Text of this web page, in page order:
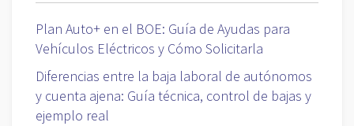
Plan Auto+ en el BOE: Guía de Ayudas para
Vehículos Eléctricos y Cómo Solicitarla
Diferencias entre la baja laboral de autónomos
y cuenta ajena: Guía técnica, control de bajas y
ejemplo real